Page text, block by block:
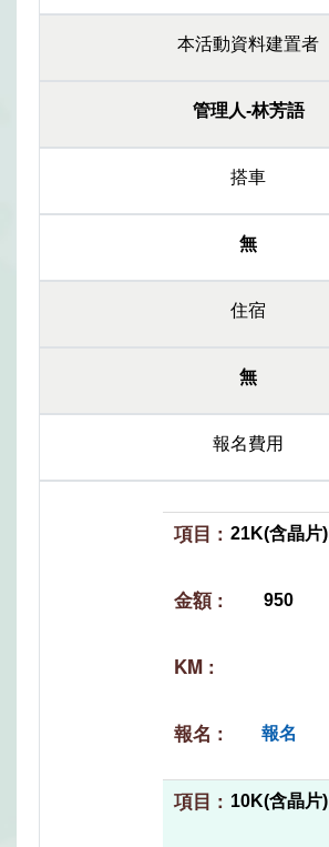
本活動資料建置者
管理人-林芳語
搭車
無
住宿
無
報名費用
21K(含晶片)
950
報名
10K(含晶片)